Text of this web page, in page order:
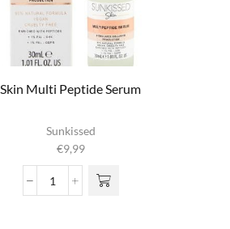
Skin Multi Peptide Serum
Sunkissed
€9,99
Skin